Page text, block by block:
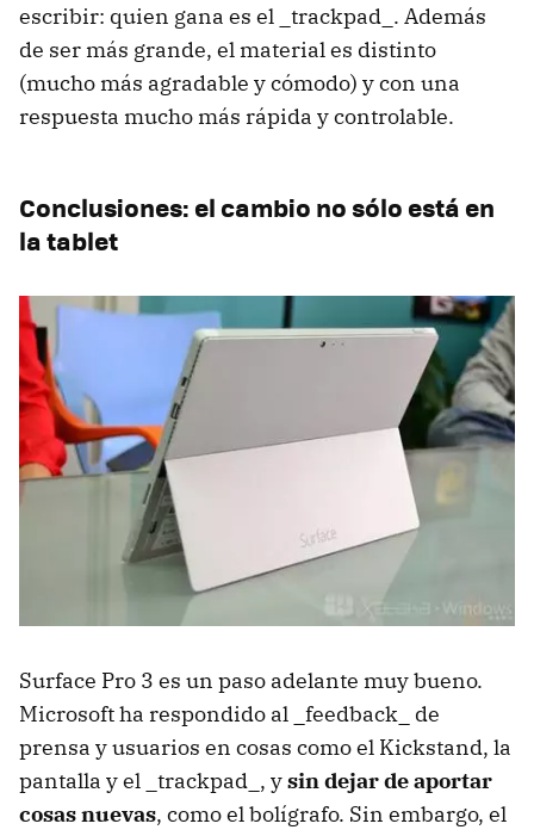
escribir: quien gana es el _trackpad_. Además
de ser más grande, el material es distinto
(mucho más agradable y cómodo) y con una
respuesta mucho más rápida y controlable.
Conclusiones: el cambio no sólo está en
la tablet
Surface Pro 3 es un paso adelante muy bueno.
Microsoft ha respondido al _feedback_ de
prensa y usuarios en cosas como el Kickstand, la
pantalla y el _trackpad_, ysin dejar de aportar
cosas nuevas, como el bolígrafo. Sin embargo, el